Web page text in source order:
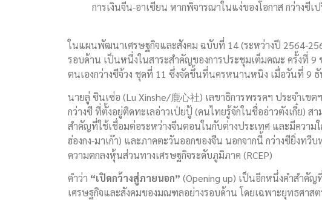
การเงินจีน-อาเซียน หากพิจารณาในแง่ของโอกาส กว่างซีเ
ในแผนพัฒนาเศรษฐกิจและสังคม ฉบับที่ 14 (ระหว่างปี 2564-
รอบด้าน เป็นหนึ่งในสาระสำคัญของการประชุมเต็มคณะ ครั้งที่ 9
ตนเองกว่างซีจ้วง ชุดที่ 11 ซึ่งจัดขึ้นที่นครหนานหนิง เมื่อวันที่ 9
นายลู่ ซินเซ่อ (Lu Xinshe/鹿心社) เลขาธิการพรรคฯ ประจำเขต
กว่างซี ที่ตั้งอยู่ติดทะเลอ่าวเป่ยปู้ (คนไทยรู้จักในชื่ออ่าวตังเกี๋ย)
สำคัญที่ใช้เชื่อมต่อระหว่างจีนตอนในกับต่างประเทศ และมีความ
ฮ่องกง-มาเก๊า) และภาคตะวันออกของจีน นอกจากนี้ กว่างซียิ่งทวี
ความตกลงหุ้นส่วนทางเศรษฐกิจระดับภูมิภาค (RCEP)
คำว่า “เปิดกว้างสู่ภายนอก” (Opening up) เป็นอีกหนึ่งคำสำคั
เศรษฐกิจและสังคมของมณฑลอย่างรอบด้าน โดยเฉพาะยุทธศาส